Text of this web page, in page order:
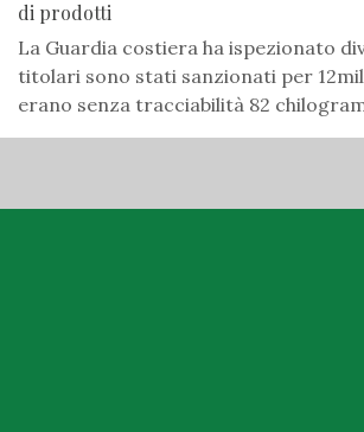
di prodotti
La Guardia costiera ha ispezionato
titolari sono stati sanzionati per
erano senza tracciabilità 82